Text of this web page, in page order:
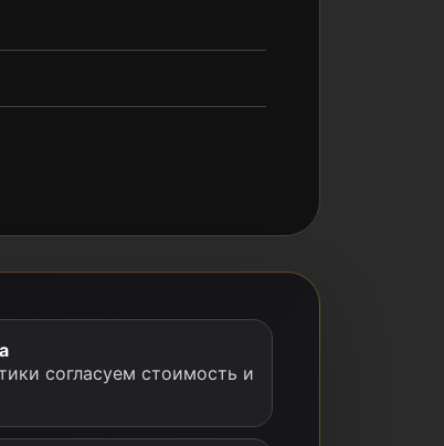
согласуем стоимость и